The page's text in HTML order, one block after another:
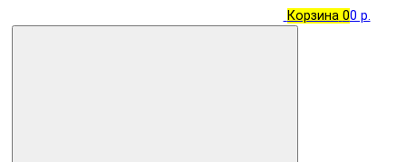
Корзина 00 р.